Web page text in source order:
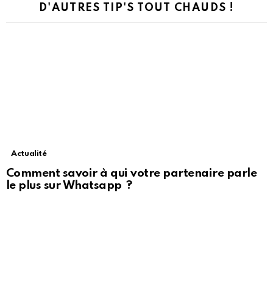
D'AUTRES TIP'S TOUT CHAUDS !
Actualité
Comment savoir à qui votre partenaire parle
le plus sur Whatsapp ?